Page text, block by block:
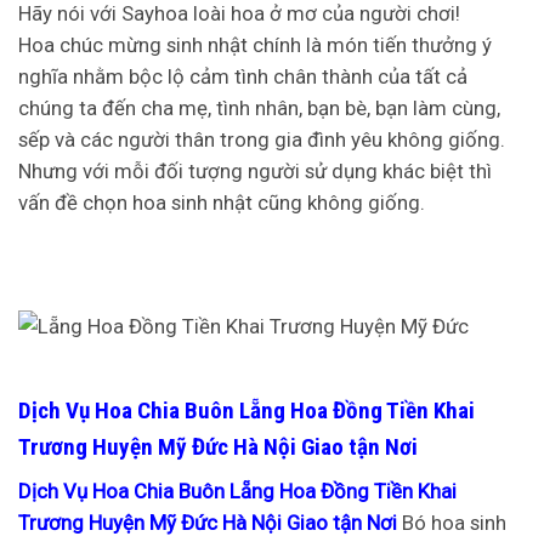
Hãy nói với Sayhoa loài hoa ở mơ của người chơi!
Hoa chúc mừng sinh nhật chính là món tiến thưởng ý
nghĩa nhằm bộc lộ cảm tình chân thành của tất cả
chúng ta đến cha mẹ, tình nhân, bạn bè, bạn làm cùng,
sếp và các người thân trong gia đình yêu không giống.
Nhưng với mỗi đối tượng người sử dụng khác biệt thì
vấn đề chọn hoa sinh nhật cũng không giống.
Dịch Vụ Hoa Chia Buôn Lẵng Hoa Đồng Tiền Khai
Trương Huyện Mỹ Đức Hà Nội Giao tận Nơi
Dịch Vụ Hoa Chia Buôn Lẵng Hoa Đồng Tiền Khai
Trương Huyện Mỹ Đức Hà Nội Giao tận Nơi Bó hoa sinh